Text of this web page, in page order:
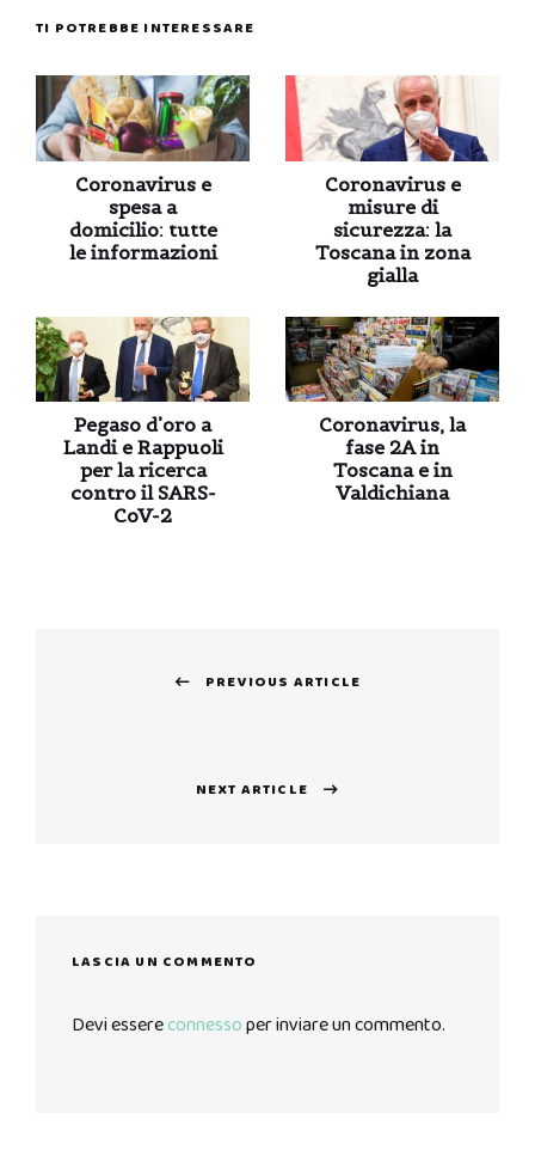
TI POTREBBE INTERESSARE
Coronavirus e
spesa a
domicilio: tutte
le informazioni
Coronavirus e
misure di
sicurezza: la
Toscana in zona
gialla
Pegaso d’oro a
Landi e Rappuoli
per la ricerca
contro il SARS-
CoV-2
Coronavirus, la
fase 2A in
Toscana e in
Valdichiana
PREVIOUS ARTICLE
NEXT ARTICLE
LASCIA UN COMMENTO
Devi essereconnessoper inviare un commento.